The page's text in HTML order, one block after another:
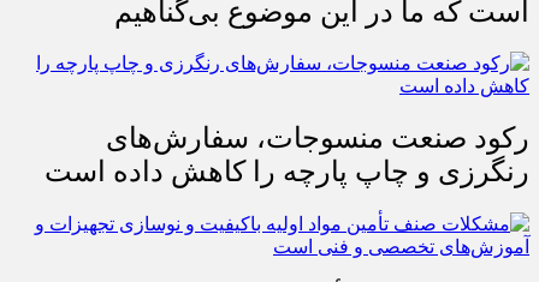
است که ما در این موضوع بی‌گناهیم
رکود صنعت منسوجات، سفارش‌های
رنگرزی و چاپ پارچه را کاهش داده است